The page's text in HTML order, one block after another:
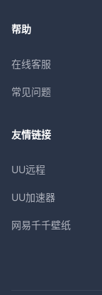
帮助
在线客服
常见问题
友情链接
UU远程
UU加速器
网易千千壁纸